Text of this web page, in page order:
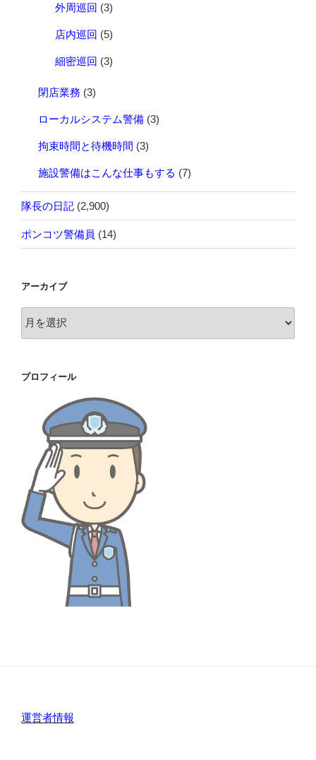
外周巡回 (3)
店内巡回 (5)
細密巡回 (3)
閉店業務 (3)
ローカルシステム警備 (3)
拘束時間と待機時間 (3)
施設警備はこんな仕事もする (7)
隊長の日記 (2,900)
ポンコツ警備員 (14)
アーカイブ
ー
ブ
プロフィール
運営者情報